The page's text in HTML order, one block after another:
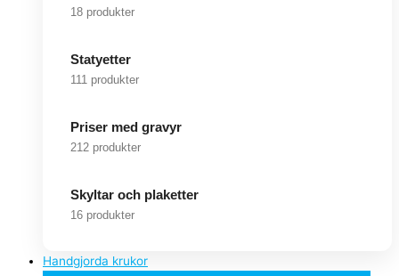
18 produkter
Statyetter
111 produkter
Priser med gravyr
212 produkter
Skyltar och plaketter
16 produkter
Handgjorda krukor